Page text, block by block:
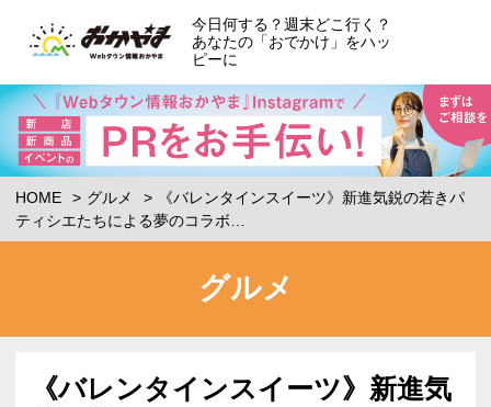
今日何する？週末どこ行く？
あなたの「おでかけ」をハッ
ピーに
HOME グルメ
《バレンタインスイーツ》新進気鋭の若きパ
ティシエたちによる夢のコラボ…
グルメ
《バレンタインスイーツ》新進気